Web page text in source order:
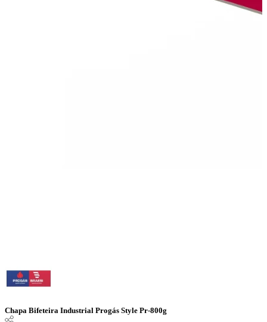
Chapa Bifeteira Industrial Progás Style Pr-800g